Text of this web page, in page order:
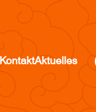
KontaktAktuelles